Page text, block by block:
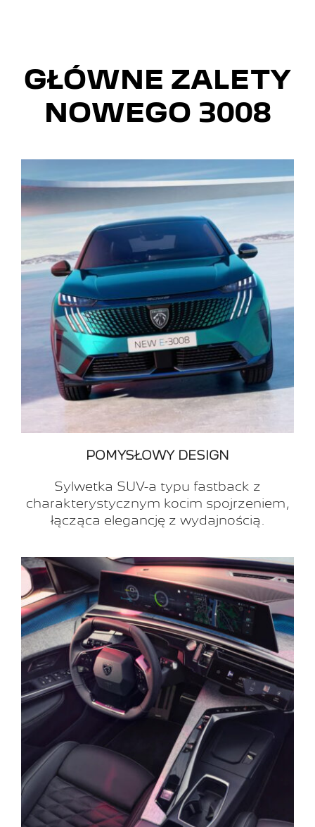
GŁÓWNE ZALETY
NOWEGO 3008
POMYSŁOWY DESIGN
Sylwetka SUV-a typu fastback z
charakterystycznym kocim spojrzeniem,
łącząca elegancję z wydajnością.